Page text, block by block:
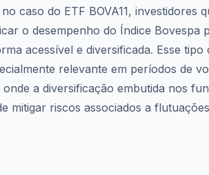
caso do ETF BOVA11, investidores
o desempenho do Índice Bovespa
acessível e diversificada. Esse tipo
relevante em períodos de
a diversificação embutida nos
mitigar riscos associados a